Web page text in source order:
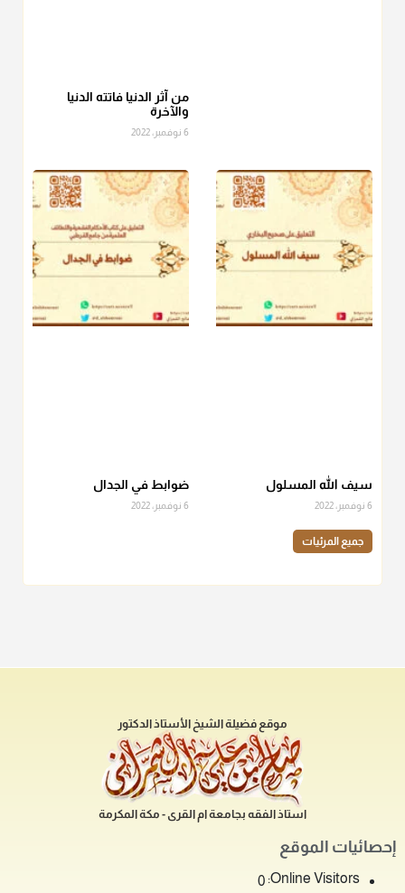
الصاع..فمن شق عليه إخراج الطعام هذه الأيام وأراد إخراج القيمة
أ.د. صالح الشمراني
دفعزكاة الفطرللمسكين القريب صدقة وصلة وهو أفضل من
دفعها للبعيد ولا تغرك مظاهر ووظائف بعض الأقارب فإن
منذ 3 شهر
من آثر الدنيا فاتته الدنيا
والآخرة
6 نوفمبر، 2022
سيف الله المسلول
6 نوفمبر، 2022
ضوابط في الجدال
6 نوفمبر، 2022
جميع المرئيات
موقع فضيلة الشيخ الأستاذ الدكتور
استاذ الفقه بجامعة ام القرى - مكة المكرمة
إحصائيات الموقع
Online Visitors:
0